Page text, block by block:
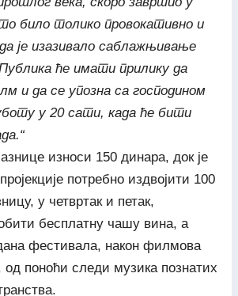
то било толико провокативно и
је изазивало саблажњивање
ће имати прилику да
и да се упозна са господином
у 20 сати, када ће бити
износи 150 динара, док је
потребно издвојити 100
у четвртак и петак,
бесплатну чашу вина, а
фестивала, након филмова
од поноћи следи музика познатих